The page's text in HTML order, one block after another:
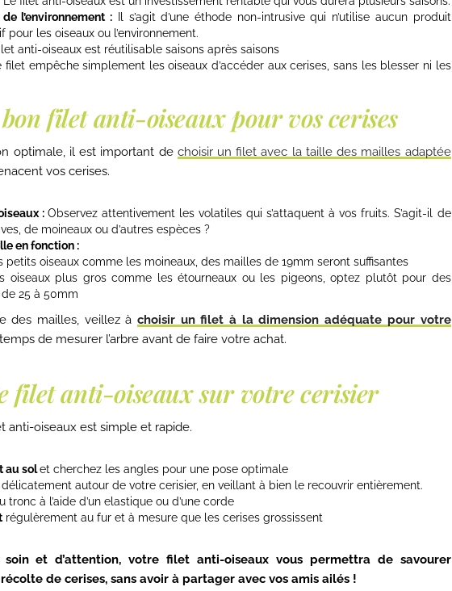
l’environnement : Il s’agit d’une éthode non-intrusive qui n’utilise aucun produit
pour les oiseaux ou l’environnement.
anti-oiseaux est réutilisable saisons après saisons
filet empêche simplement les oiseaux d’accéder aux cerises, sans les blesser ni les
filet anti-oiseaux pour vos cerises
optimale, il est important de choisir un filet avec la taille des mailles adaptée
vos cerises.
:Observez attentivement les volatiles qui s’attaquent à vos fruits. S’agit-il de
de moineaux ou d’autres espèces ?
en fonction :
petits oiseaux comme les moineaux, des mailles de 19mm seront suffisantes
oiseaux plus gros comme les étourneaux ou les pigeons, optez plutôt pour des
25 à 50mm
des mailles, veillez àchoisir un filet à la dimension adéquate pour votre
de mesurer l’arbre avant de faire votre achat.
filet anti-oiseaux sur votre cerisier
anti-oiseaux est simple et rapide.
au solet cherchez les angles pour une pose optimale
autour de votre cerisier, en veillant à bien le recouvrir entièrement.
tronc à l’aide d’un elastique ou d’une corde
régulèrement au fur et à mesure que les cerises grossissent
et d’attention, votre filet anti-oiseaux vous permettra de savourer
de cerises, sans avoir à partager avec vos amis ailés !